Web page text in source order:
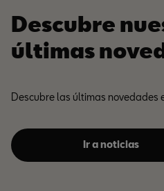
Descubre
últimas
Descubre las últimas novedades
Ir a noticias